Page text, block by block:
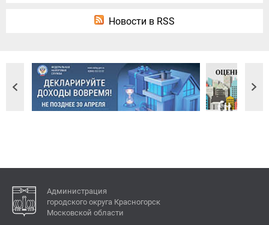
Новости в RSS
Администрация
городского округа Красногорск
Московской области